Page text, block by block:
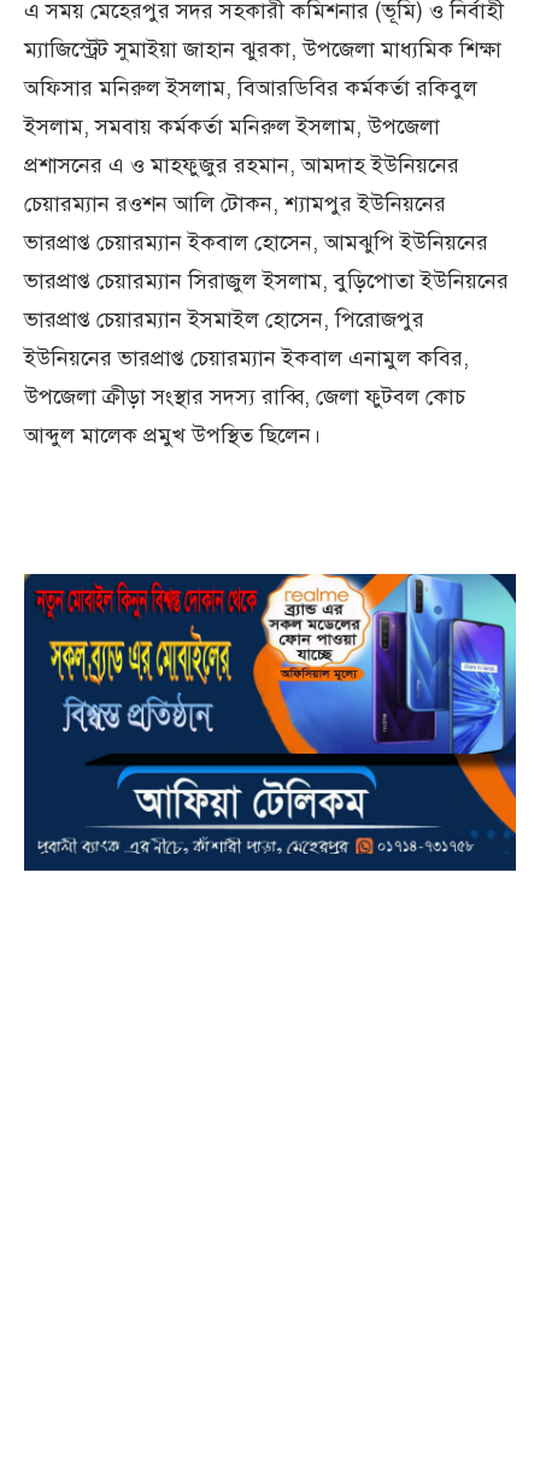
এ সময় মেহেরপুর সদর সহকারী কমিশনার (ভূমি) ও নির্বাহী
ম্যাজিস্ট্রেট সুমাইয়া জাহান ঝুরকা, উপজেলা মাধ্যমিক শিক্ষা
অফিসার মনিরুল ইসলাম, বিআরডিবির কর্মকর্তা রকিবুল
ইসলাম, সমবায় কর্মকর্তা মনিরুল ইসলাম, উপজেলা
প্রশাসনের এ ও মাহফুজুর রহমান, আমদাহ ইউনিয়নের
চেয়ারম্যান রওশন আলি টোকন, শ্যামপুর ইউনিয়নের
ভারপ্রাপ্ত চেয়ারম্যান ইকবাল হোসেন, আমঝুপি ইউনিয়নের
ভারপ্রাপ্ত চেয়ারম্যান সিরাজুল ইসলাম, বুড়িপোতা ইউনিয়নের
ভারপ্রাপ্ত চেয়ারম্যান ইসমাইল হোসেন, পিরোজপুর
ইউনিয়নের ভারপ্রাপ্ত চেয়ারম্যান ইকবাল এনামুল কবির,
উপজেলা ক্রীড়া সংস্থার সদস্য রাব্বি, জেলা ফুটবল কোচ
আব্দুল মালেক প্রমুখ উপস্থিত ছিলেন।